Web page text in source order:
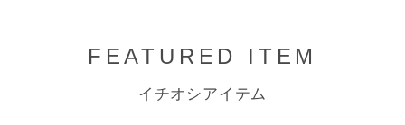
FEATURED ITEM
イチオシアイテム